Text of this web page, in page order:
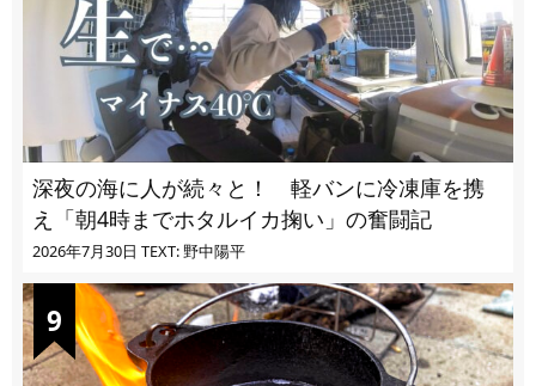
深夜の海に人が続々と！ 軽バンに冷凍庫を携
え「朝4時までホタルイカ掬い」の奮闘記
2026年7月30日 TEXT: 野中陽平